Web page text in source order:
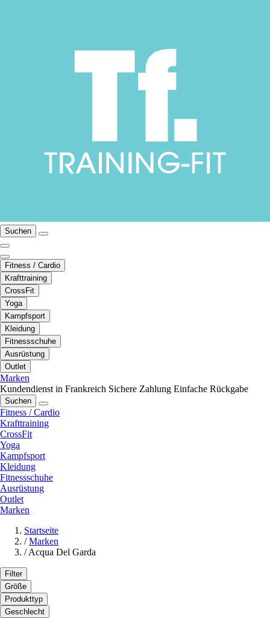
Suchen
Fitness / Cardio
Krafttraining
CrossFit
Yoga
Kampfsport
Kleidung
Fitnessschuhe
Ausrüstung
Outlet
Marken
Kundendienst in Frankreich Sichere Zahlung Einfache Rückgabe
Suchen
Fitness / Cardio
Krafttraining
CrossFit
Yoga
Kampfsport
Kleidung
Fitnessschuhe
Ausrüstung
Outlet
Marken
Startseite
/ Marken
/Acqua Del Garda
Filter
Größe
Produkttyp
Geschlecht